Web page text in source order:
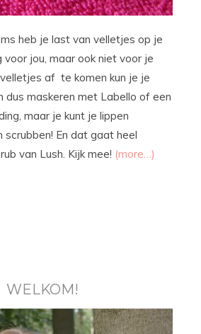
heb je last van velletjes op je
voor jou, maar ook niet voor je
af te komen kun je je
dus maskeren met Labello of een
maar je kunt je lippen
scrubben! En dat gaat heel
van Lush. Kijk mee! (more…)
WELKOM!